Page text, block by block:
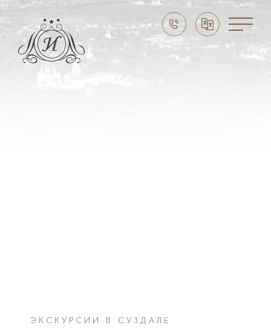
Праздники в Суздале
Свадьба в Суздале
ЭКСКУРСИИ В СУЗДАЛЕ